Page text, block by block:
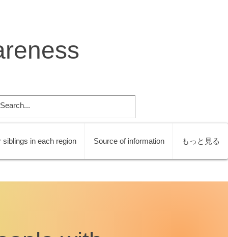
siblings in each region Source of information もっと見る